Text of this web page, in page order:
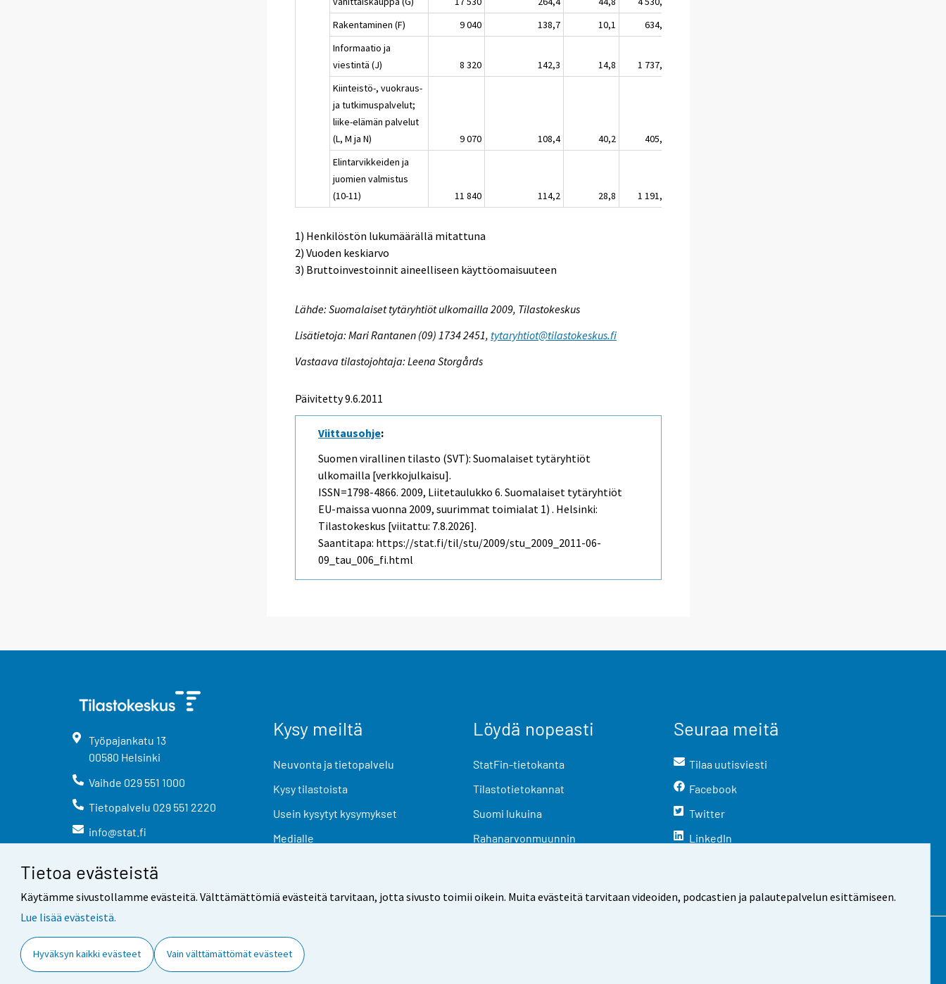
Tietoa evästeistä
Käytämme sivustollamme evästeitä. Välttämättömiä evästeitä tarvitaan, jotta sivusto toimii oikein. Muita evästeitä tarvitaan videoiden, podcastien ja palautepalvelun esittämiseen.
Lue lisää evästeistä.
Hyväksyn kaikki evästeet Vain välttämättömät evästeet
Rakentaminen (F)
9 040 138,7 10,1 634,8
Informaatio ja
viestintä (J)
8 320 142,3 14,8 1 737,9
Kiinteistö-, vuokraus-
ja tutkimuspalvelut;
liike-elämän palvelut
(L, M ja N)
9 070 108,4 40,2 405,3
Elintarvikkeiden ja
juomien valmistus
(10-11)
11 840 114,2 28,8 1 191,3
1) Henkilöstön lukumäärällä mitattuna
2) Vuoden keskiarvo
3) Bruttoinvestoinnit aineelliseen käyttöomaisuuteen
Lähde: Suomalaiset tytäryhtiöt ulkomailla 2009, Tilastokeskus
Lisätietoja: Mari Rantanen (09) 1734 2451, tytaryhtiot@tilastokeskus.fi
Vastaava tilastojohtaja: Leena Storgårds
Päivitetty 9.6.2011
Viittausohje:
Suomen virallinen tilasto (SVT): Suomalaiset tytäryhtiöt
ulkomailla [verkkojulkaisu].
ISSN=1798-4866. 2009, Liitetaulukko 6. Suomalaiset tytäryhtiöt
EU-maissa vuonna 2009, suurimmat toimialat 1) . Helsinki:
Tilastokeskus [viitattu: 7.8.2026].
Saantitapa: https://stat.fi/til/stu/2009/stu_2009_2011-06-
09_tau_006_fi.html
Työpajankatu 13
00580 Helsinki
Vaihde 029 551 1000
Tietopalvelu 029 551 2220
info@stat.fi
Kysy meiltä
Neuvonta ja tietopalvelu
Kysy tilastoista
Usein kysytyt kysymykset
Medialle
Löydä nopeasti
StatFin-tietokanta
Tilastotietokannat
Suomi lukuina
Rahanarvonmuunnin
Seuraa meitä
Tilaa uutisviesti
Facebook
Twitter
LinkedIn
Yhteystiedot Palaute